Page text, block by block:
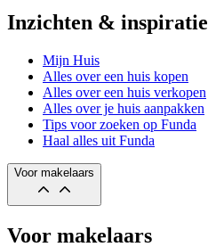
Inzichten & inspiratie
Mijn Huis
Alles over een huis kopen
Alles over een huis verkopen
Alles over je huis aanpakken
Tips voor zoeken op Funda
Haal alles uit Funda
Voor makelaars
Voor makelaars